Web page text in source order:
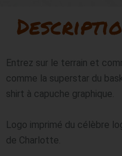
on
hoodie
Entrez sur le terrain et
comme la superstar du
shirt à capuche graphique.
Logo imprimé du célèbre
de Charlotte.